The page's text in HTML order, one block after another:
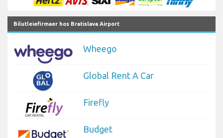
Bilutleiefirmaer hos Bratislava Airport
Wheego
Global Rent A Car
Firefly
Budget